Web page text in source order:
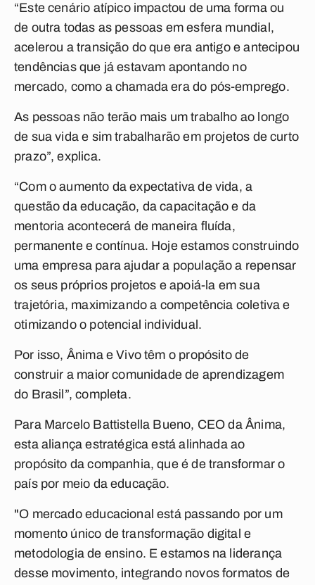
“Este cenário atípico impactou de uma forma ou
de outra todas as pessoas em esfera mundial,
acelerou a transição do que era antigo e antecipou
tendências que já estavam apontando no
mercado, como a chamada era do pós-emprego.
As pessoas não terão mais um trabalho ao longo
de sua vida e sim trabalharão em projetos de curto
prazo”, explica.
“Com o aumento da expectativa de vida, a
questão da educação, da capacitação e da
mentoria acontecerá de maneira fluída,
permanente e contínua. Hoje estamos construindo
uma empresa para ajudar a população a repensar
os seus próprios projetos e apoiá-la em sua
trajetória, maximizando a competência coletiva e
otimizando o potencial individual.
Por isso, Ânima e Vivo têm o propósito de
construir a maior comunidade de aprendizagem
do Brasil”, completa.
Para Marcelo Battistella Bueno, CEO da Ânima,
esta aliança estratégica está alinhada ao
propósito da companhia, que é de transformar o
país por meio da educação.
"O mercado educacional está passando por um
momento único de transformação digital e
metodologia de ensino. E estamos na liderança
desse movimento, integrando novos formatos de